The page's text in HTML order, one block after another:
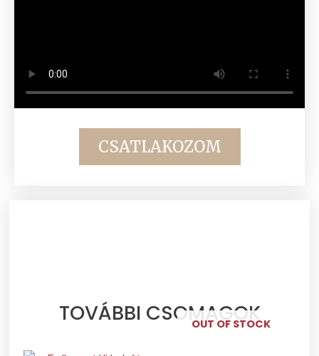
CSATLAKOZOM
TOVÁBBI CSOMAGOK
OUT OF STOCK